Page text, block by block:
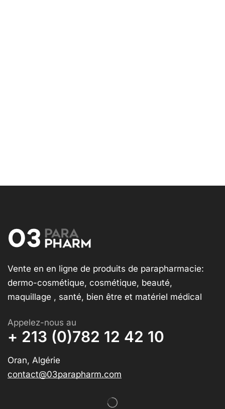
Vente en en ligne de produits de parapharmacie:
dermo-cosmétique, cosmétique, beauté,
maquillage , santé, bien être et matériel médical
Appelez-nous au
+ 213 (0)782 12 42 10
Oran, Algérie
contact@03parapharm.com